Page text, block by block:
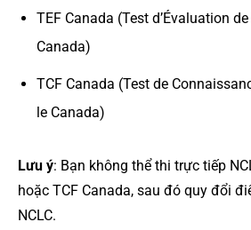
TEF Canada (Test d’Évaluation
Canada)
TCF Canada (Test de
le Canada)
Lưu ý: Bạn không thể thi trực tiếp
hoặc TCF Canada, sau đó quy đổi
NCLC.